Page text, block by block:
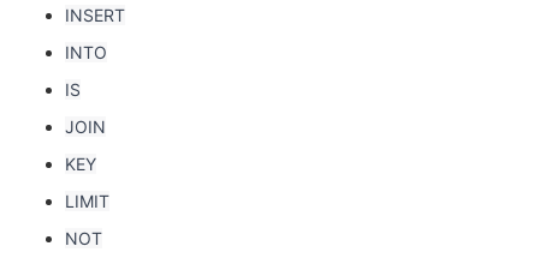
INSERT
INTO
IS
JOIN
KEY
LIMIT
NOT